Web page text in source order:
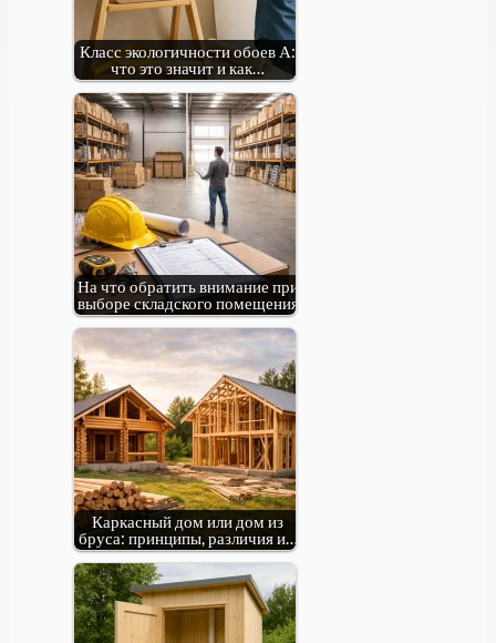
Класс экологичности обоев А:
что это значит и как…
На что обратить внимание при
выборе складского помещения
Каркасный дом или дом из
бруса: принципы, различия и…